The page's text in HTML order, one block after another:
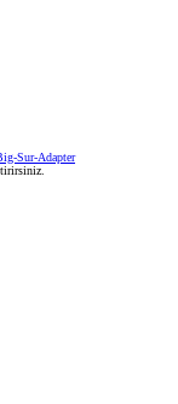
Sur-Adapter